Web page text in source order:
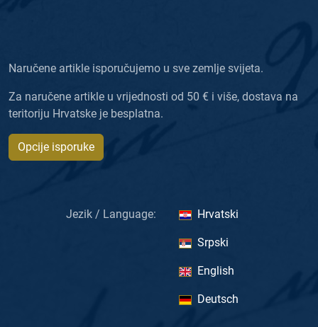
Naručene artikle isporučujemo u sve zemlje svijeta.
Za naručene artikle u vrijednosti od 50 € i više, dostava na
teritoriju Hrvatske je besplatna.
Opcije isporuke
Jezik / Language: Hrvatski
Srpski
English
Deutsch